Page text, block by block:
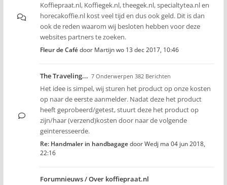
Koffiepraat.nl, Koffiegek.nl, theegek.nl, specialtytea.nl en
horecakoffie.nl kost veel tijd en dus ook geld. Dit is dan
ook de reden waarom wij besloten hebben voor deze
websites partners te zoeken.
Fleur de Cafédoor Martijnwo 13 dec 2017, 10:46
The Traveling... 7 Onderwerpen 382 Berichten
Het idee is simpel, wij sturen het product op onze kosten
op naar de eerste aanmelder. Nadat deze het product
heeft geprobeerd/getest, stuurt deze het product op
zijn/haar (verzend)kosten door naar de volgende
geïnteresseerde.
Re: Handmaler in handbagagedoorWedj ma 04 jun 2018,
22:16
Forumnieuws / Over koffiepraat.nl